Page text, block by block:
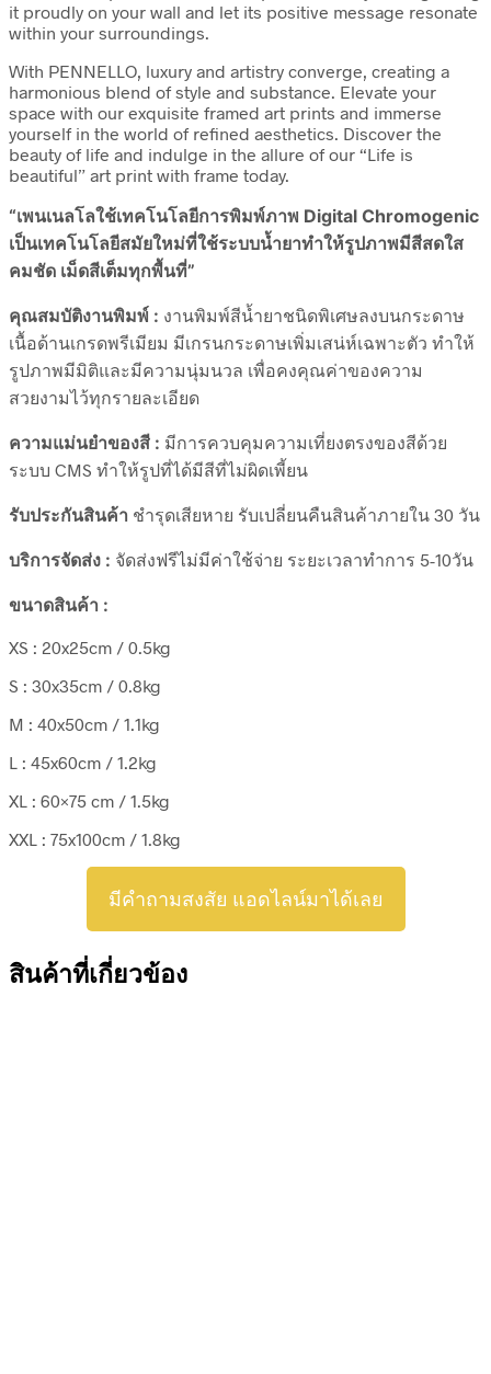
it proudly on your wall and let its positive message resonate
within your surroundings.
With PENNELLO, luxury and artistry converge, creating a
harmonious blend of style and substance. Elevate your
space with our exquisite framed art prints and immerse
yourself in the world of refined aesthetics. Discover the
beauty of life and indulge in the allure of our “Life is
beautiful” art print with frame today.
“เพนเนลโลใช้เทคโนโลยีการพิมพ์ภาพ Digital Chromogenic
เป็นเทคโนโลยีสมัยใหม่ที่ใช้ระบบน้ำยาทำให้รูปภาพมีสีสดใส
คมชัด เม็ดสีเต็มทุกพื้นที่”
คุณสมบัติงานพิมพ์ : งานพิมพ์สีน้ำยาชนิดพิเศษลงบนกระดาษ
เนื้อด้านเกรดพรีเมียม มีเกรนกระดาษเพิ่มเสน่ห์เฉพาะตัว ทำให้
รูปภาพมีมิติและมีความนุ่มนวล เพื่อคงคุณค่าของความ
สวยงามไว้ทุกรายละเอียด
ความแม่นยำของสี : มีการควบคุมความเที่ยงตรงของสีด้วย
ระบบ CMS ทำให้รูปที่ได้มีสีที่ไม่ผิดเพี้ยน
รับประกันสินค้า ชำรุดเสียหาย รับเปลี่ยนคืนสินค้าภายใน 30 วัน
บริการจัดส่ง : จัดส่งฟรีไม่มีค่าใช้จ่าย ระยะเวลาทำการ 5-10วัน
ขนาดสินค้า :
XS : 20x25cm / 0.5kg
S : 30x35cm / 0.8kg
M : 40x50cm / 1.1kg
L : 45x60cm / 1.2kg
XL : 60×75 cm / 1.5kg
XXL : 75x100cm / 1.8kg
มีคำถามสงสัย แอดไลน์มาได้เลย
สินค้าที่เกี่ยวข้อง